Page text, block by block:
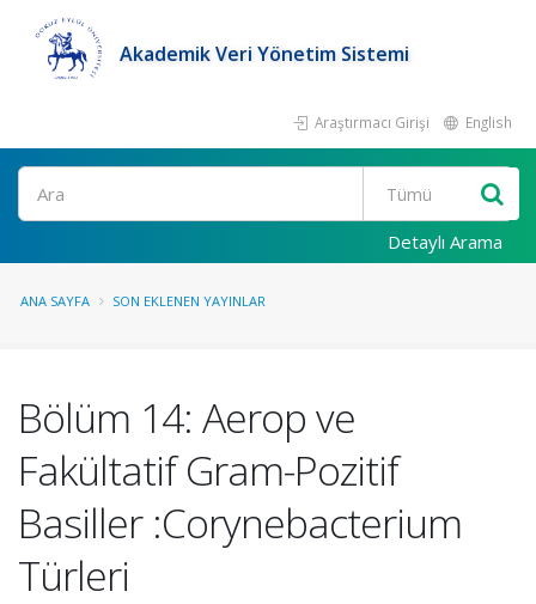
Akademik Veri Yönetim Sistemi
Araştırmacı Girişi English
Ara
Detaylı Arama
ANA SAYFA SON EKLENEN YAYINLAR
Bölüm 14: Aerop ve
Fakültatif Gram-Pozitif
Basiller :Corynebacterium
Türleri